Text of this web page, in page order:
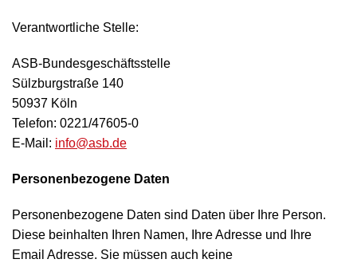
Verantwortliche Stelle:
ASB-Bundesgeschäftsstelle
Sülzburgstraße 140
50937 Köln
Telefon: 0221/47605-0
E-Mail: info@asb.de
Personenbezogene Daten
Personenbezogene Daten sind Daten über Ihre Person.
Diese beinhalten Ihren Namen, Ihre Adresse und Ihre
Email Adresse. Sie müssen auch keine